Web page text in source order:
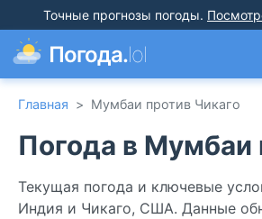
Точные прогнозы погоды.
Погода.lol
Главная > Мумбаи против Чикаго
Погода в Мумбаи
Текущая погода и ключевые
Индия и Чикаго, США. Данные